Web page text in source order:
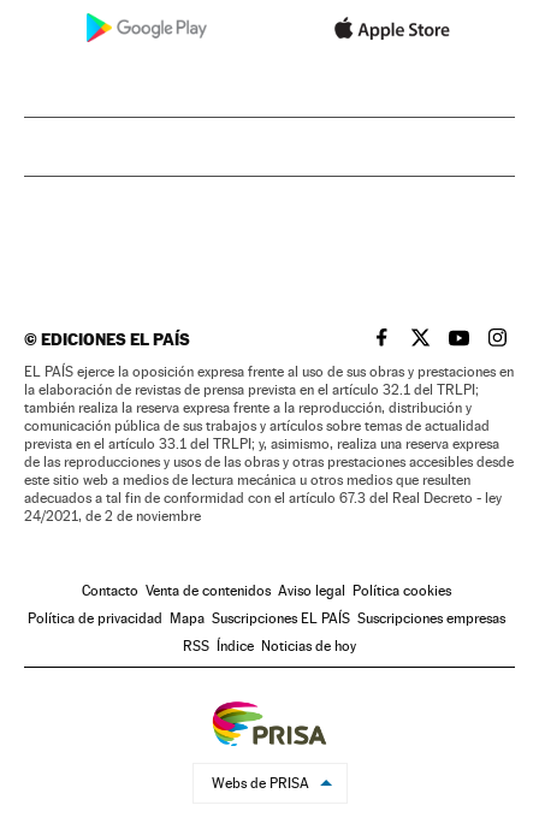
©EDICIONES EL PAÍS EL PAÍS BRASIL EN
EL PAÍSEL PAÍS
EL
EL PAÍS ejerce la oposición expresa frente al uso de sus obras y prestaciones en
la elaboración de revistas de prensa prevista en el artículo 32.1 del TRLPI;
también realiza la reserva expresa frente a la reproducción, distribución y
comunicación pública de sus trabajos y artículos sobre temas de actualidad
prevista en el artículo 33.1 del TRLPI; y, asimismo, realiza una reserva expresa
de las reproducciones y usos de las obras y otras prestaciones accesibles desde
este sitio web a medios de lectura mecánica u otros medios que resulten
adecuados a tal fin de conformidad con el artículo 67.3 del Real Decreto - ley
24/2021, de 2 de noviembre
Contacto Venta de contenidos Aviso legal Política cookies
Política de privacidad Mapa Suscripciones EL PAÍS Suscripciones empresas
RSS Índice Noticias de hoy
Webs de PRISA